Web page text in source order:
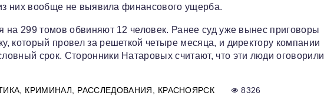
них вообще не выявила финансового ущерба.
на 299 томов обвиняют 12 человек. Ранее суд уже вынес приговоры
который провел за решеткой четыре месяца, и директору компании
срок. Сторонники Натаровых считают, что эти люди оговорили
КРИМИНАЛ РАССЛЕДОВАНИЯ КРАСНОЯРСК
8326